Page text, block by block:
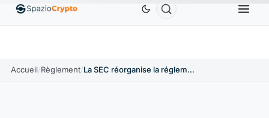
EthereumETH1 880,58 $US TetherUSDT ↑0.00%
Accueil/Règlement/ La SEC réorganise la réglementation des crypto-monnaies aux États-Unis